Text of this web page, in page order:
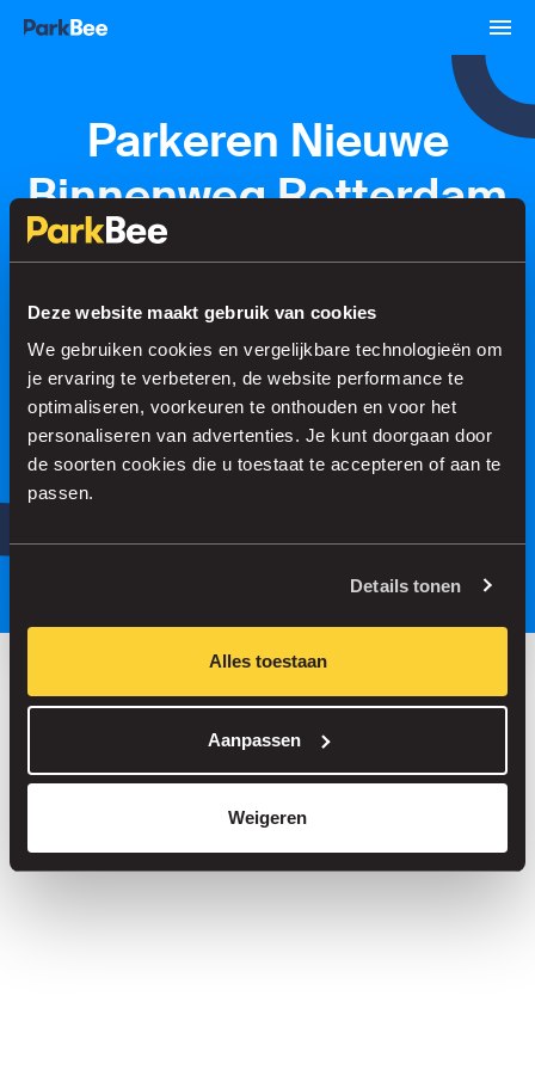
Deze website maakt gebruik van cookies
We gebruiken cookies en vergelijkbare technologieën om
je ervaring te verbeteren, de website performance te
optimaliseren, voorkeuren te onthouden en voor het
personaliseren van advertenties. Je kunt doorgaan door
de soorten cookies die u toestaat te accepteren of aan te
passen.
Details tonen
Alles toestaan
Aanpassen
Weigeren
Parkeren Nieuwe
Binnenweg Rotterdam
Regel je parkeerplek in no time
Parkeer slimmer, met onze app.
Bespaar tot 30% in onze parkeergarages
Straatparkeren zonder servicekosten